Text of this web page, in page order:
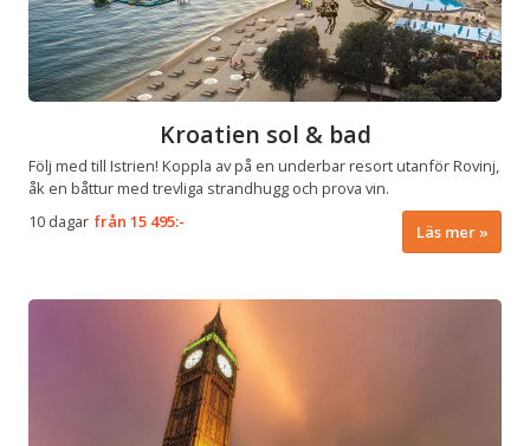
Kroatien sol & bad
Följ med till Istrien! Koppla av på en underbar resort utanför Rovinj,
åk en båttur med trevliga strandhugg och prova vin.
10 dagar från15 495:- Läs mer